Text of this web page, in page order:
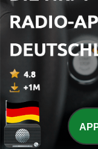
58 - Limousine (Kris
57 - SAVAGE RIO
12 Jun. 2026
56
Anna, Vintage
Rave Tribal
26 Mai 2026